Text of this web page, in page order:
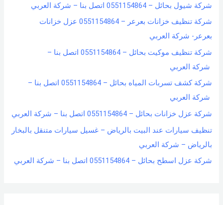
شركة شيول بحائل – 0551154864 اتصل بنا – شركة العربي
شركة تنظيف خزانات بعرعر – 0551154864 عزل خزانات
بعرعر- شركة العربي
شركة تنظيف موكيت بحائل – 0551154864 اتصل بنا –
شركة العربي
شركة كشف تسربات المياه بحائل – 0551154864 اتصل بنا –
شركة العربي
شركة عزل خزانات بحائل – 0551154864 اتصل بنا – شركة العربي
تنظيف سيارات عند البيت بالرياض – غسيل سيارات متنقل بالبخار
بالرياض – شركة العربي
شركة عزل اسطح بحائل – 0551154864 اتصل بنا – شركة العربي